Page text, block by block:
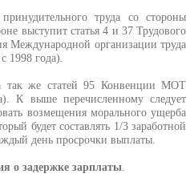
труда со стороны
выступит статья 4 и 37 Трудового
Международной организации труда
1998 года).
так же статей 95 Конвенции МОТ
К выше перечисленному следует
возмещения морального ущерба
будет составлять 1/3 заработной
день просрочки выплаты.
о задержке зарплаты